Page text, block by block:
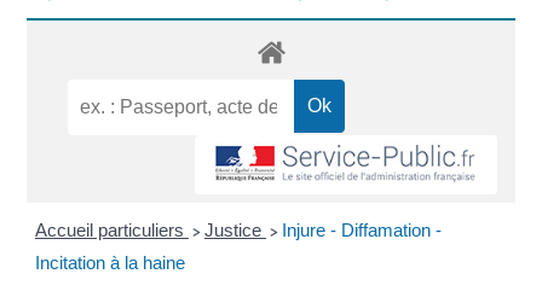
Accueil particuliers > Justice > Injure - Diffamation -
Incitation à la haine